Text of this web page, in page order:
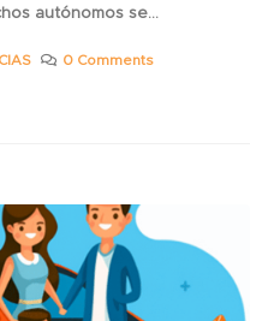
autónomos se...
0 Comments